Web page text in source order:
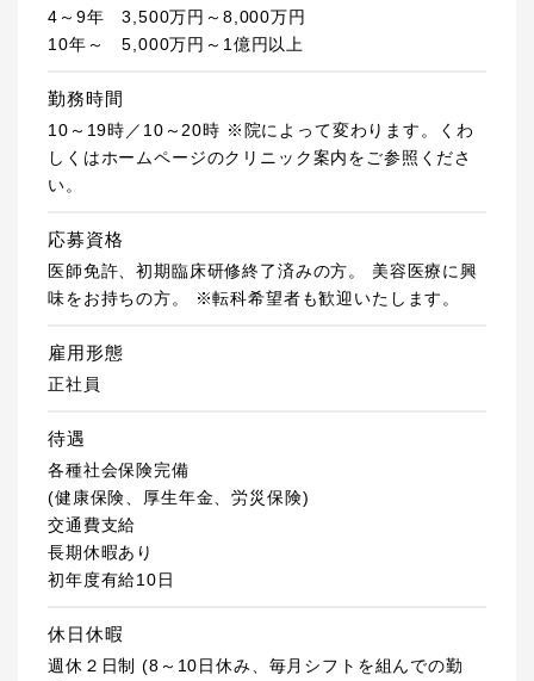
4～9年 3,500万円～8,000万円
10年～ 5,000万円～1億円以上
勤務時間
10～19時／10～20時 ※院によって変わります。くわ
しくはホームページのクリニック案内をご参照くださ
い。
応募資格
医師免許、初期臨床研修終了済みの方。 美容医療に興
味をお持ちの方。 ※転科希望者も歓迎いたします。
雇用形態
正社員
待遇
各種社会保険完備
(健康保険、厚生年金、労災保険)
交通費支給
長期休暇あり
初年度有給10日
休日休暇
週休２日制 (8～10日休み、毎月シフトを組んでの勤